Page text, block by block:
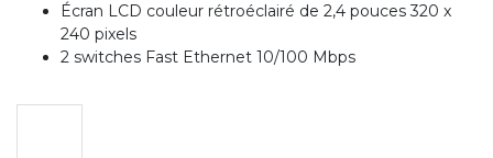
Écran LCD couleur rétroéclairé de 2,4 pouces 320 x
240 pixels
2 switches Fast Ethernet 10/100 Mbps